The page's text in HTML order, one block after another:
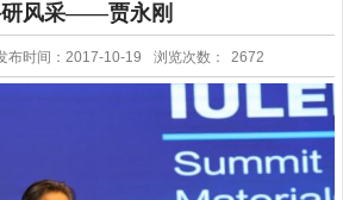
风采——贾永刚
布时间：2017-10-19 浏览次数： 2672